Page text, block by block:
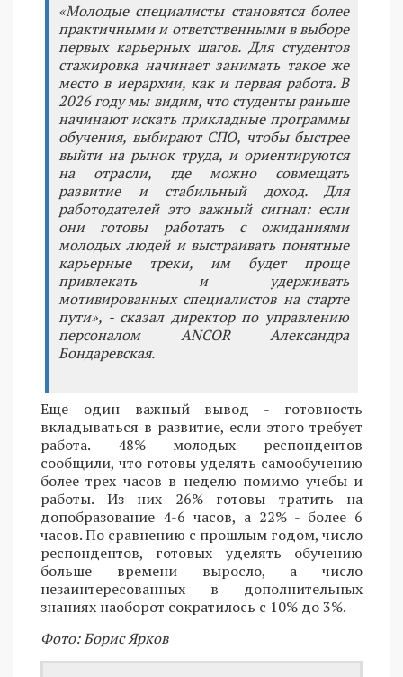
«Молодые специалисты становятся более
практичными и ответственными в выборе
первых карьерных шагов. Для студентов
стажировка начинает занимать такое же
место в иерархии, как и первая работа. В
2026 году мы видим, что студенты раньше
начинают искать прикладные программы
обучения, выбирают СПО, чтобы быстрее
выйти на рынок труда, и ориентируются
на отрасли, где можно совмещать
развитие и стабильный доход. Для
работодателей это важный сигнал: если
они готовы работать с ожиданиями
молодых людей и выстраивать понятные
карьерные треки, им будет проще
привлекать и удерживать
мотивированных специалистов на старте
пути», - сказал директор по управлению
персоналом ANCOR Александра
Бондаревская.
Еще один важный вывод - готовность
вкладываться в развитие, если этого требует
работа. 48% молодых респондентов
сообщили, что готовы уделять самообучению
более трех часов в неделю помимо учебы и
работы. Из них 26% готовы тратить на
допобразование 4-6 часов, а 22% - более 6
часов. По сравнению с прошлым годом, число
респондентов, готовых уделять обучению
больше времени выросло, а число
незаинтересованных в дополнительных
знаниях наоборот сократилось с 10% до 3%.
Фото: Борис Ярков